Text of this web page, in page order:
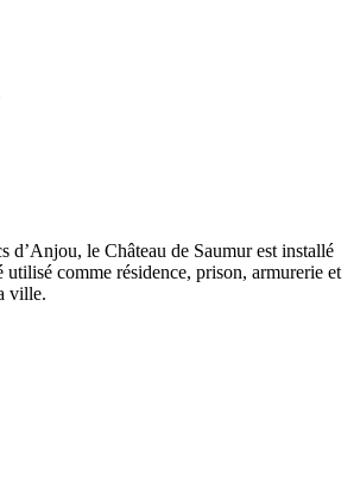
d’Anjou, le Château de Saumur est installé
utilisé comme résidence, prison, armurerie et
ville.